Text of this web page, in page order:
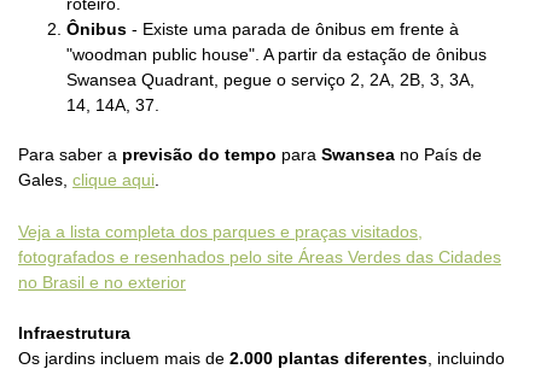
Ônibus - Existe uma parada de ônibus em frente à
"woodman public house". A partir da estação de ônibus
Swansea Quadrant, pegue o serviço 2, 2A, 2B, 3, 3A,
14, 14A, 37.
Para saber a previsão do tempo para Swansea no País de
Gales, clique aqui
Veja a lista completa dos parques e praças visitados,
fotografados e resenhados pelo site Áreas Verdes das Cidades
no Brasil e no exterior
Infraestrutura
Os jardins incluem mais de 2.000 plantas diferentes , incluindo